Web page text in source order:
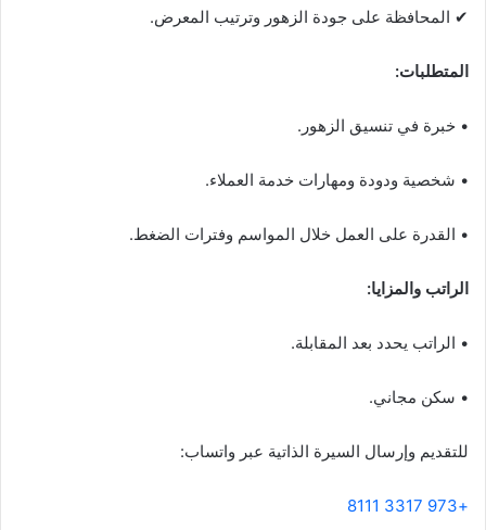
✔ المحافظة على جودة الزهور وترتيب المعرض.
المتطلبات:
• خبرة في تنسيق الزهور.
• شخصية ودودة ومهارات خدمة العملاء.
• القدرة على العمل خلال المواسم وفترات الضغط.
الراتب والمزايا:
• الراتب يحدد بعد المقابلة.
• سكن مجاني.
للتقديم وإرسال السيرة الذاتية عبر واتساب:
+973 3317 8111